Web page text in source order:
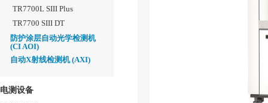
TR7700L SIII Plus
TR7700 SIII DT
防护涂层自动光学检测机
(CI AOI)
自动X射线检测机 (AXI)
电测设备